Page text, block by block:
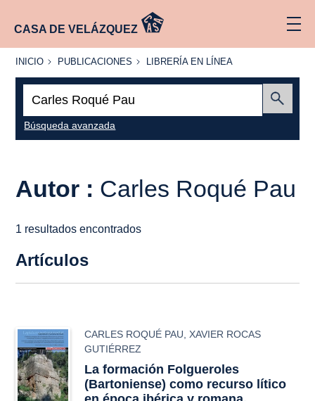
CASA DE VELÁZQUEZ
INICIO
INICIO PUBLICACIONES
PUBLICACIONES
LIBRERÍA
LÍNEA
LIBRERÍA EN LÍNEA
Búsqueda avanzada
Autor : Carles Roqué Pau
1 resultados encontrados
Artículos
CARLES ROQUÉ PAU
XAVIER ROCAS
GUTIÉRREZ
La formación Folgueroles
(Bartoniense) como recurso lítico